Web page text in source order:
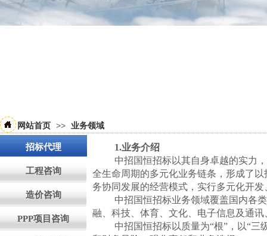
网站首页 >> 业务领域
招标代理
工程咨询
造价咨询
PPP项目咨询
1.业务介绍
中招国恒招标以其自身卓越的实力
全生命周期的多元化业务链条，形成了
务协同发展的经营模式，实行多元化开
中招国恒招标业务领域覆盖国内各
融、科技、体育、文化、电子信息及通
中招国恒招标以 质量为“根”，以“